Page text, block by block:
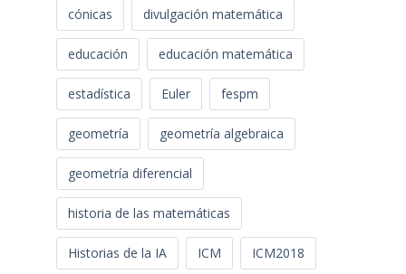
cónicas divulgación matemática
educación educación matemática
estadística Euler fespm
geometría geometría algebraica
geometría diferencial
historia de las matemáticas
Historias de la IA ICM ICM2018